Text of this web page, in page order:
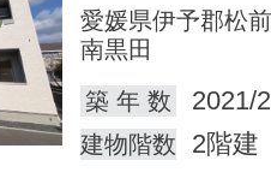
愛媛県伊予郡松
南黒田
築 年 数
2021/
建物階数 2階建